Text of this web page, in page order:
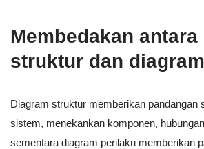
Membedakan
struktur dan
Diagram struktur memberikan pandangan
sistem, menekankan komponen,
sementara diagram perilaku memberikan